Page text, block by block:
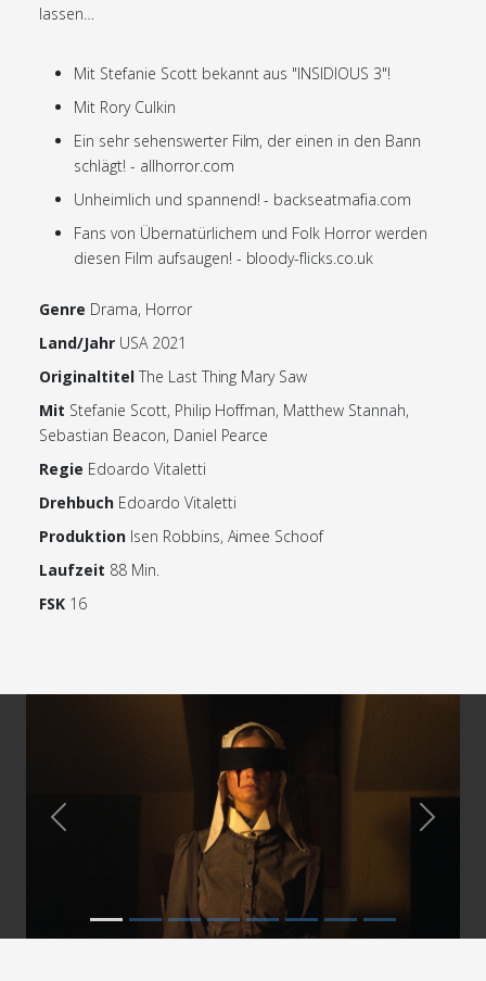
lassen…
Mit Stefanie Scott bekannt aus "INSIDIOUS 3"!
Mit Rory Culkin
Ein sehr sehenswerter Film, der einen in den Bann
schlägt! - allhorror.com
Unheimlich und spannend! - backseatmafia.com
Fans von Übernatürlichem und Folk Horror werden
diesen Film aufsaugen! - bloody-flicks.co.uk
Genre Drama, Horror
Land/Jahr USA 2021
Originaltitel The Last Thing Mary Saw
Mit Stefanie Scott, Philip Hoffman, Matthew Stannah,
Sebastian Beacon, Daniel Pearce
Regie Edoardo Vitaletti
Drehbuch Edoardo Vitaletti
Produktion Isen Robbins, Aimee Schoof
Laufzeit 88 Min.
FSK 16
Previous Next